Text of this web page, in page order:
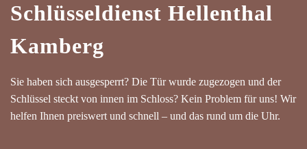
Schlüsseldienst Hellenthal
Kamberg
Sie haben sich ausgesperrt? Die Tür wurde zugezogen und der
Schlüssel steckt von innen im Schloss? Kein Problem für uns! Wir
helfen Ihnen preiswert und schnell – und das rund um die Uhr.